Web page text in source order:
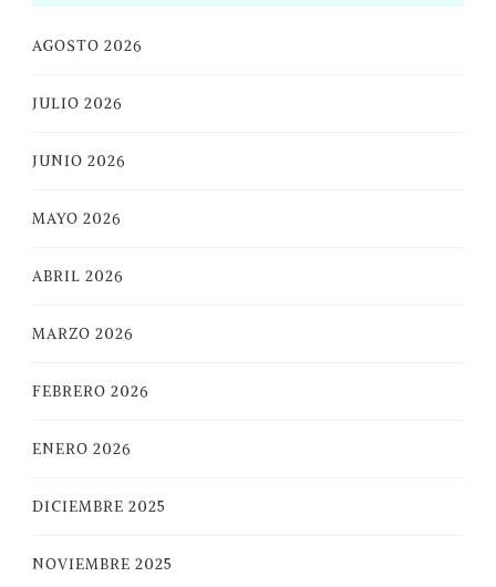
AGOSTO 2026
JULIO 2026
JUNIO 2026
MAYO 2026
ABRIL 2026
MARZO 2026
FEBRERO 2026
ENERO 2026
DICIEMBRE 2025
NOVIEMBRE 2025